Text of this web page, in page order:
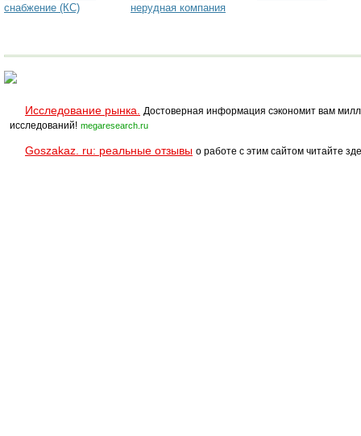
снабжение (КС)
нерудная компания
Исследование рынка.
Достоверная информация сэкономит вам
исследований! megaresearch.ru
Goszakaz. ru: реальные отзывы о работе с этим сайтом читайте